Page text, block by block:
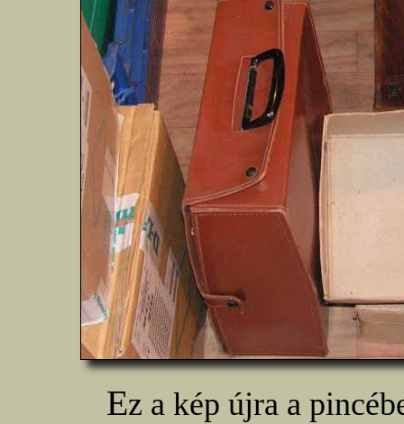
Ez a kép újra a